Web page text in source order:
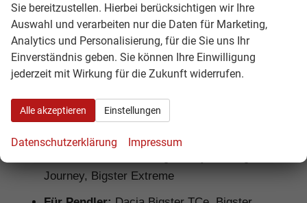
lohnt sich das?
EinDacia Bigster Reimportlohnt sich
besonders für Käufer, die ein großes SUV mit
gutem Preis-Leistungs-Verhältnis suchen.
Lieferzeit, Garantiebedingungen und
Fahrzeugdetails transparent vor dem Kauf.
Journey, Bigster Extreme
Sie bereitzustellen. Hierbei berücksichtigen wir Ihre
Auswahl und verarbeiten nur die Daten für Marketing,
Analytics und Personalisierung, für die Sie uns Ihr
Einverständnis geben. Sie können Ihre Einwilligung
jederzeit mit Wirkung für die Zukunft widerrufen.
Alle akzeptieren Einstellungen
Datenschutzerklärung Impressum